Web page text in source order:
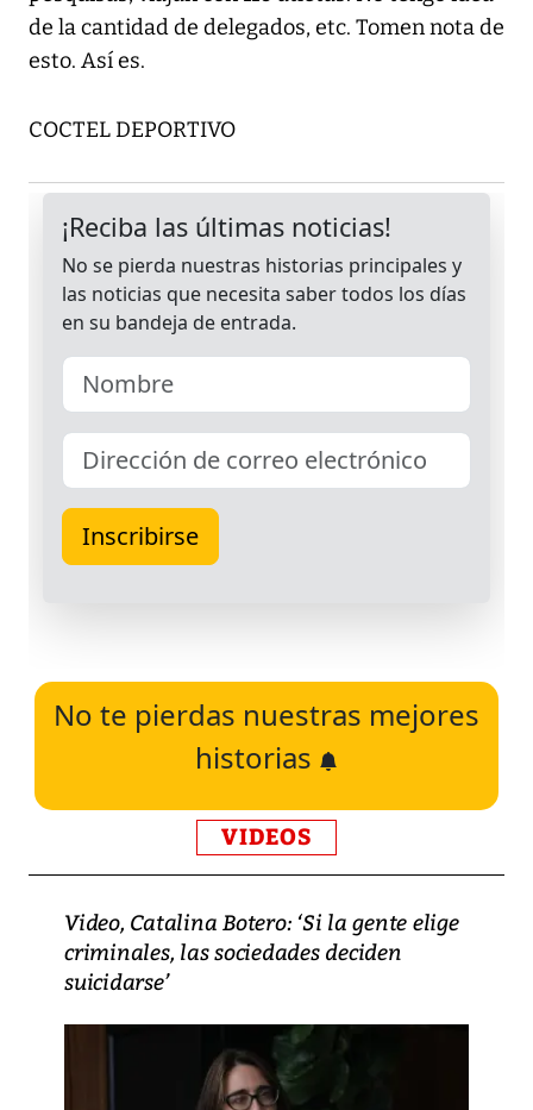
de la cantidad de delegados, etc. Tomen nota de
esto. Así es.
COCTEL DEPORTIVO
No te pierdas nuestras mejores
historias
VIDEOS
Video, Catalina Botero: ‘Si la gente elige
criminales, las sociedades deciden
suicidarse’